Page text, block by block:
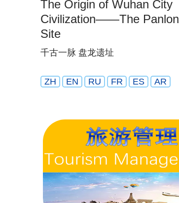
The Origin of Wuhan City
Civilization——The
Site
千古一脉 盘龙遗址
ZH EN RU FR ES AR